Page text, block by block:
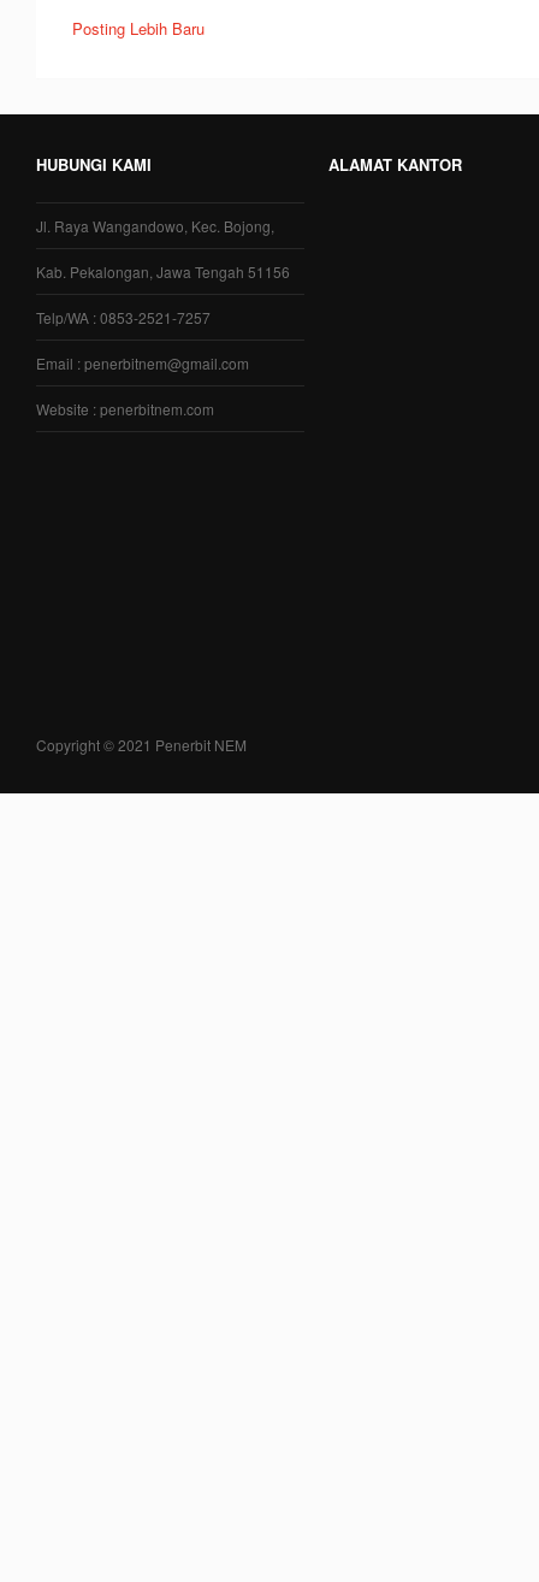
Posting Lebih Baru
HUBUNGI KAMI
Jl. Raya Wangandowo, Kec. Bojong,
Kab. Pekalongan, Jawa Tengah 51156
Telp/WA : 0853-2521-7257
Email : penerbitnem@gmail.com
Website : penerbitnem.com
ALAMAT KANTOR
Copyright © 2021 Penerbit NEM